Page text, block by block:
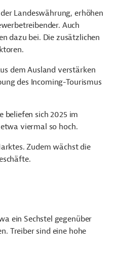
Landeswährung, erhöhen
Auch
dazu bei. Die zusätzlichen
dem Ausland verstärken
des Incoming-Tourismus
beliefen sich 2025 im
viermal so hoch.
Zudem wächst die
ein Sechstel gegenüber
Treiber sind eine hohe